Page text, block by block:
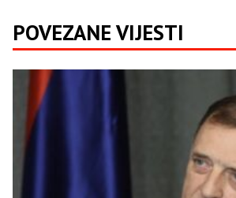
POVEZANE VIJESTI